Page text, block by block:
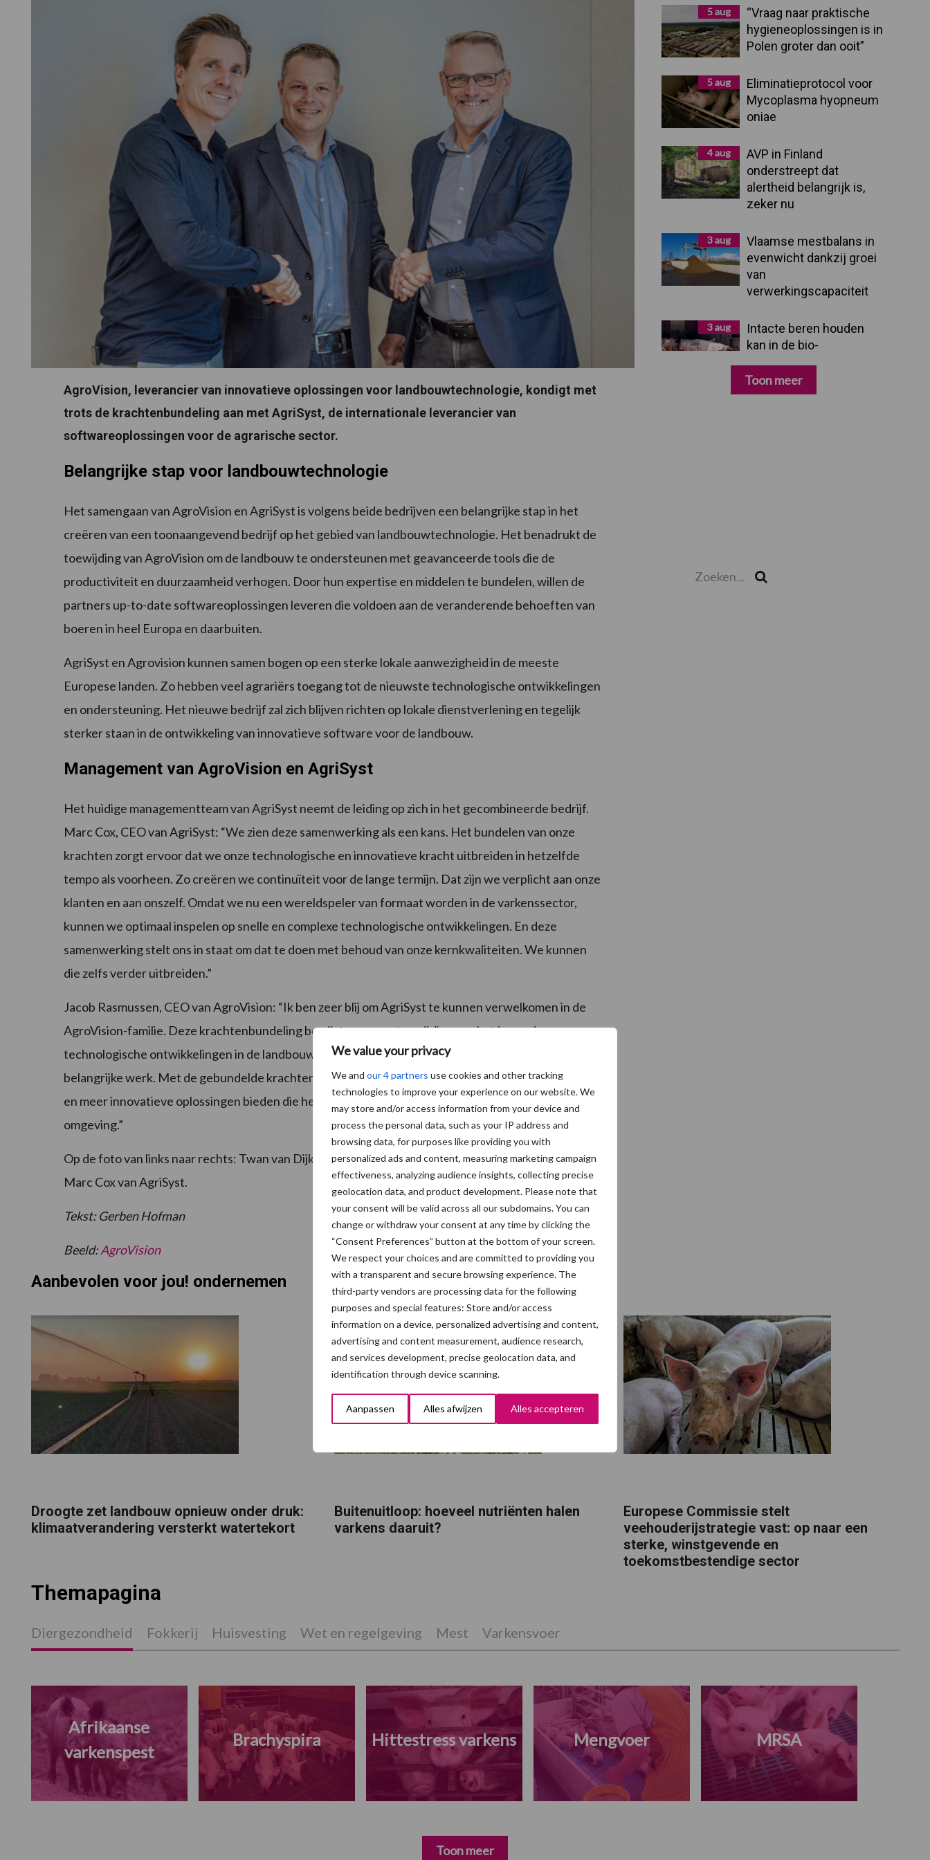
We value your privacy
We and our 4 partners use cookies and other tracking
technologies to improve your experience on our website. We
may store and/or access information from your device and
process the personal data, such as your IP address and
browsing data, for purposes like providing you with
personalized ads and content, measuring marketing campaign
effectiveness, analyzing audience insights, collecting precise
geolocation data, and product development. Please note that
your consent will be valid across all our subdomains. You can
change or withdraw your consent at any time by clicking the
“Consent Preferences” button at the bottom of your screen.
We respect your choices and are committed to providing you
with a transparent and secure browsing experience. The
third-party vendors are processing data for the following
purposes and special features: Store and/or access
information on a device, personalized advertising and content,
advertising and content measurement, audience research,
and services development, precise geolocation data, and
identification through device scanning.
Aanpassen Alles afwijzen Alles accepteren
AgroVision, leverancier van innovatieve oplossingen voor landbouwtechnologie, kondigt met
trots de krachtenbundeling aan met AgriSyst, de internationale leverancier van
softwareoplossingen voor de agrarische sector.
Belangrijke stap voor landbouwtechnologie
Het samengaan van AgroVision en AgriSyst is volgens beide bedrijven een belangrijke stap in het
creëren van een toonaangevend bedrijf op het gebied van landbouwtechnologie. Het benadrukt de
toewijding van AgroVision om de landbouw te ondersteunen met geavanceerde tools die de
productiviteit en duurzaamheid verhogen. Door hun expertise en middelen te bundelen, willen de
partners up-to-date softwareoplossingen leveren die voldoen aan de veranderende behoeften van
boeren in heel Europa en daarbuiten.
AgriSyst en Agrovision kunnen samen bogen op een sterke lokale aanwezigheid in de meeste
Europese landen. Zo hebben veel agrariërs toegang tot de nieuwste technologische ontwikkelingen
en ondersteuning. Het nieuwe bedrijf zal zich blijven richten op lokale dienstverlening en tegelijk
sterker staan in de ontwikkeling van innovatieve software voor de landbouw.
Management van AgroVision en AgriSyst
Het huidige managementteam van AgriSyst neemt de leiding op zich in het gecombineerde bedrijf.
Marc Cox, CEO van AgriSyst: “We zien deze samenwerking als een kans. Het bundelen van onze
krachten zorgt ervoor dat we onze technologische en innovatieve kracht uitbreiden in hetzelfde
tempo als voorheen. Zo creëren we continuïteit voor de lange termijn. Dat zijn we verplicht aan onze
klanten en aan onszelf. Omdat we nu een wereldspeler van formaat worden in de varkenssector,
kunnen we optimaal inspelen op snelle en complexe technologische ontwikkelingen. En deze
samenwerking stelt ons in staat om dat te doen met behoud van onze kernkwaliteiten. We kunnen
die zelfs verder uitbreiden.”
Jacob Rasmussen, CEO van AgroVision: “Ik ben zeer blij om AgriSyst te kunnen verwelkomen in de
AgroVision-familie. Deze krachtenbundeling bewijst van onze toewijding aan het bevorderen van
technologische ontwikkelingen in de landbouw en het ondersteunen van agrariërs bij hun
belangrijke werk. Met de gebundelde krachten van beide bedrijven kunnen we onze klanten betere
en meer innovatieve oplossingen bieden die hen helpen succesvol te zijn in een uitdagende
omgeving.”
Op de foto van links naar rechts: Twan van Dijk van AgriSyst, Jacob Rasmussen van AgroVision en
Marc Cox van AgriSyst.
Tekst: Gerben Hofman
Beeld:AgroVision
Sidebar5 aug
“Vraag naar praktische
hygieneoplossingen is in
Polen groter dan ooit”
5 aug
Eliminatieprotocol voor
Mycoplasma hyopneum
oniae
4 aug
AVP in Finland
onderstreept dat
alertheid belangrijk is,
zeker nu
3 aug
Vlaamse mestbalans in
evenwicht dankzij groei
van
verwerkingscapaciteit
3 aug
Intacte beren houden
kan in de bio-
varkenshouderij, maar
dan moet alles kloppen
Toon meer
Aanbevolen voor jou! ondernemen
Droogte zet landbouw opnieuw onder druk:
klimaatverandering versterkt watertekort
Buitenuitloop: hoeveel nutriënten halen
varkens daaruit?
Europese Commissie stelt
veehouderijstrategie vast: op naar een
sterke, winstgevende en
toekomstbestendige sector
Themapagina
Diergezondheid Fokkerij Huisvesting Wet en regelgeving Mest Varkensvoer
Afrikaanse
varkenspest
Brachyspira Hittestress varkens Mengvoer MRSA
Toon meer